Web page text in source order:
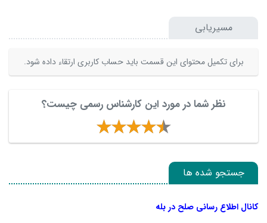
مسیریابی
برای تکمیل محتوای این قسمت باید حساب کاربری ارتقاء داده شود.
نظر شما در مورد این کارشناس رسمی چیست؟
جستجو شده ها
کانال اطلاع رسانی صلح در بله